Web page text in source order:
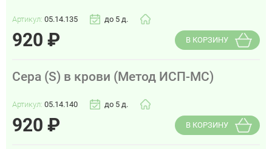
Артикул: 05.14.135 до 5 д.
920 ₽ В КОРЗИНУ
Сера (S) в крови (Метод ИСП-МС)
Артикул: 05.14.140 до 5 д.
920 ₽ В КОРЗИНУ